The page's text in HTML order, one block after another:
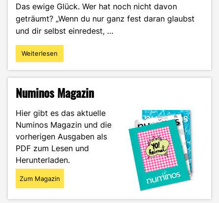
Das ewige Glück. Wer hat noch nicht davon
geträumt? „Wenn du nur ganz fest daran glaubst
und dir selbst einredest, …
"#luckygirlsyndrome
–
toxisch
kann"
Weiterlesen
Numinos Magazin
Hier gibt es das aktuelle
Numinos Magazin und die
vorherigen Ausgaben als
PDF zum Lesen und
Herunterladen.
Zum Magazin